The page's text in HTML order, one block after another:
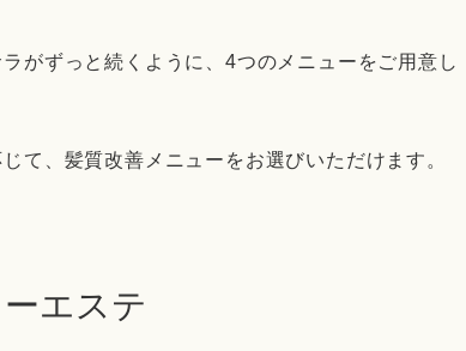
がずっと続くように、4つのメニューをご用意し
て、髪質改善メニューをお選びいただけます。
ーエステ